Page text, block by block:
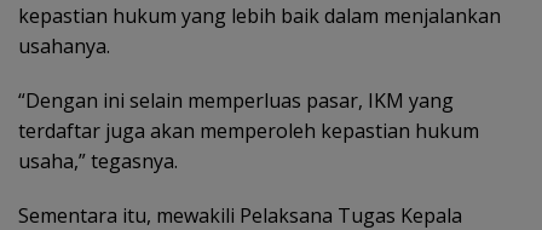
kepastian hukum yang lebih baik dalam menjalankan
usahanya.
“Dengan ini selain memperluas pasar, IKM yang
terdaftar juga akan memperoleh kepastian hukum
usaha,” tegasnya.
Sementara itu, mewakili Pelaksana Tugas Kepala